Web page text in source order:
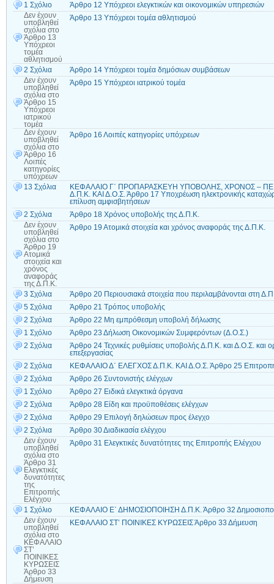
1 Σχόλιο
Άρθρο 12 Υπόχρεοι ελεγκτικών και οικονομικών υπηρεσιών
Δεν έχουν
υποβληθεί
σχόλια στο
Άρθρο 13
Υπόχρεοι
τομέα
αθλητισμού
Άρθρο 13 Υπόχρεοι τομέα αθλητισμού
2 Σχόλια
Άρθρο 14 Υπόχρεοι τομέα δημόσιων συμβάσεων
Δεν έχουν
υποβληθεί
σχόλια στο
Άρθρο 15
Υπόχρεοι
ιατρικού
τομέα
Άρθρο 15 Υπόχρεοι ιατρικού τομέα
Δεν έχουν
υποβληθεί
σχόλια στο
Άρθρο 16
Λοιπές
κατηγορίες
υπόχρεων
Άρθρο 16 Λοιπές κατηγορίες υπόχρεων
13 Σχόλια
ΚΕΦΑΛΑΙΟ Γ΄ ΠΡΟΠΑΡΑΣΚΕΥΗ ΥΠΟΒΟΛΗΣ, ΧΡΟΝΟΣ –
Δ.Π.Κ. ΚΑΙ Δ.Ο.Σ. Άρθρο 17 Υποχρέωση ηλεκτρονικής
επίλυση αμφισβητήσεων
2 Σχόλια
Άρθρο 18 Χρόνος υποβολής της Δ.Π.Κ.
Δεν έχουν
υποβληθεί
σχόλια στο
Άρθρο 19
Ατομικά
στοιχεία και
χρόνος
αναφοράς
της Δ.Π.Κ.
Άρθρο 19 Ατομικά στοιχεία και χρόνος αναφοράς της Δ.Π.Κ.
3 Σχόλια
Άρθρο 20 Περιουσιακά στοιχεία που περιλαμβάνονται στη
5 Σχόλια
Άρθρο 21 Τρόπος υποβολής
2 Σχόλια
Άρθρο 22 Μη εμπρόθεσμη υποβολή δήλωσης
1 Σχόλιο
Άρθρο 23 Δήλωση Οικονομικών Συμφερόντων (Δ.Ο.Σ.)
2 Σχόλια
Άρθρο 24 Τεχνικές ρυθμίσεις υποβολής Δ.Π.Κ. και Δ.Ο.Σ. και
επεξεργασίας
2 Σχόλια
ΚΕΦΑΛΑΙΟ Δ΄ ΕΛΕΓΧΟΣ Δ.Π.Κ. ΚΑΙ Δ.Ο.Σ. Άρθρο 25
2 Σχόλια
Άρθρο 26 Συντονιστής ελέγχων
1 Σχόλιο
Άρθρο 27 Ειδικά ελεγκτικά όργανα
2 Σχόλια
Άρθρο 28 Είδη και προϋποθέσεις ελέγχων
2 Σχόλια
Άρθρο 29 Επιλογή δηλώσεων προς έλεγχο
2 Σχόλια
Άρθρο 30 Διαδικασία ελέγχου
Δεν έχουν
υποβληθεί
σχόλια στο
Άρθρο 31
Ελεγκτικές
δυνατότητες
της
Επιτροπής
Ελέγχου
Άρθρο 31 Ελεγκτικές δυνατότητες της Επιτροπής Ελέγχου
1 Σχόλιο
ΚΕΦΑΛΑΙΟ Ε΄ ΔΗΜΟΣΙΟΠΟΙΗΣΗ Δ.Π.Κ. Άρθρο 32
Δεν έχουν
υποβληθεί
σχόλια στο
ΚΕΦΑΛΑΙΟ
ΣΤ’
ΠΟΙΝΙΚΕΣ
ΚΥΡΩΣΕΙΣ
Άρθρο 33
Δήμευση
ΚΕΦΑΛΑΙΟ ΣΤ’ ΠΟΙΝΙΚΕΣ ΚΥΡΩΣΕΙΣ Άρθρο 33 Δήμευση